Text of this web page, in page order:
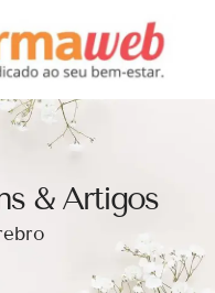
& Artigos